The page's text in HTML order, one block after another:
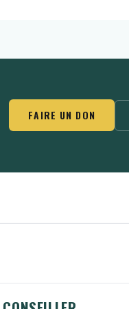
FAIRE UN DON